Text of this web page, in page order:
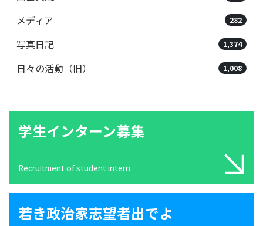
メディア 282
写真日記 1,374
日々の活動（旧） 1,008
学生インターン募集
Recruitment of student intern
若き政治家志望者出でよ